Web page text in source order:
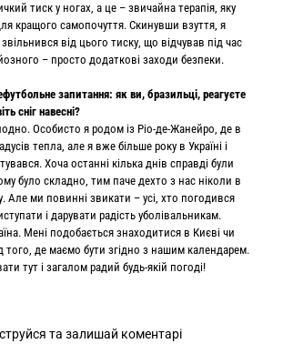
тиск у ногах, а це – звичайна терапія, яку
кращого самопочуття. Скинувши взуття, я
від цього тиску, що відчував під час
– просто додаткові заходи безпеки.
запитання: як ви, бразильці, реагуєте
сніг навесні?
Особисто я родом із Ріо-де-Жанейро, де в
тепла, але я вже більше року в Україні і
Хоча останні кілька днів справді були
було складно, тим паче дехто з нас ніколи в
Але ми повинні звикати – усі, хто погодився
і дарувати радість уболівальникам.
Мені подобається знаходитися в Києві чи
того, де маємо бути згідно з нашим календарем.
тут і загалом радий будь-якій погоді!